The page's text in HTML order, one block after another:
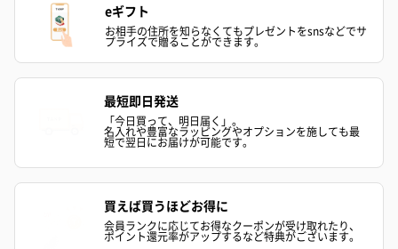
かき氷入浴剤4点セット
（ブルー）（748円）
かき氷入浴剤4点セット
（イエロー）（748円）
【Thank you
ハンドタオル・ハンカチ
eギフト
お相手の住所を知らなくてもプレゼントをsnsなどでサ
プライズで贈ることができます。
最短即日発送
「今日買って、明日届く」。
名入れや豊富なラッピングやオプションを施しても最
短で翌日にお届けが可能です。
買えば買うほどお得に
会員ランクに応じてお得なクーポンが受け取れたり、
ポイント還元率がアップするなど特典がございます。